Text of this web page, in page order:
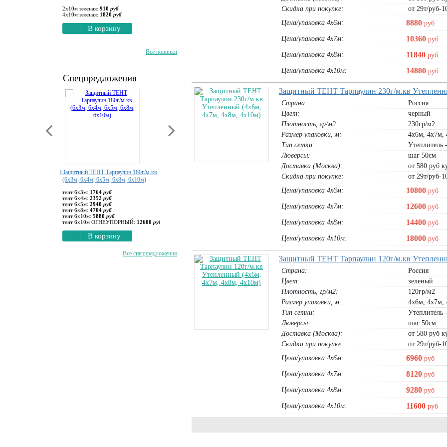
2х10м зеленая:910 руб
4х10м зеленая:1820 руб
В корзину
рулон 2х100м хаки:21390руб
рулон 2х100м черн:21390руб
В корзину
руб
тент 4х6м:2760руб
руб
В корзину
Все новинки
Спецпредложения
Защитный ТЕНТ Тарпаулин 180г/м.кв
(6х3м, 6х4м, 6х5м, 6х8м, 6х10м)
тент 6х3м:1764руб
тент 6х4м:2352 руб
тент 6х5м:2940 руб
тент 6х8м:4704руб
тент 6х10м:5880 руб
тент 6х10м ОГНЕУПОРНЫЙ:12600 руб
В корзину
Пластиковая веха со стержнем
(комплект)
веха 1,2м:450руб
веха 1,5м:500руб
веха 1,8м:580руб
610руб
В корзину
Фасадная защитная сетка 35гр
2090 руб
рулон 2х100м:4180руб
1820руб
4180руб
рулон 4х100м:8360руб
В корзину
Все спецпредложения
Скидка при покупке:
от 29т/руб-
Цена/упаковка 4х6м:
8880 руб
Цена/упаковка 4х7м: 10360 руб
Цена/упаковка 4х8м: 11840 руб
Цена/упаковка 4х10м: 14800 руб
Защитный ТЕНТ Тарпаулин 230г/м.кв
Страна:
Россия
Цвет:
черный
Плотность, гр/м2:
230гр/м2
Размер упаковки, м:
4х6м, 4х7м,
Тип сетки:
Утеплитель
Люверсы:
шаг 50см
Доставка (Москва):
от 580 руб
Скидка при покупке:
от 29т/руб-
Цена/упаковка 4х6м:
10800 руб
Цена/упаковка 4х7м: 12600 руб
Цена/упаковка 4х8м: 14400 руб
Цена/упаковка 4х10м: 18000 руб
Защитный ТЕНТ Тарпаулин 120г/м.кв
Страна:
Россия
Цвет:
зеленый
Плотность, гр/м2:
120гр/м2
Размер упаковки, м:
4х6м, 4х7м,
Тип сетки:
Утеплитель
Люверсы:
шаг 50см
Доставка (Москва):
от 580 руб
Скидка при покупке:
от 29т/руб-
Цена/упаковка 4х6м:
6960 руб
Цена/упаковка 4х7м: 8120 руб
Цена/упаковка 4х8м: 9280 руб
Цена/упаковка 4х10м: 11600 руб